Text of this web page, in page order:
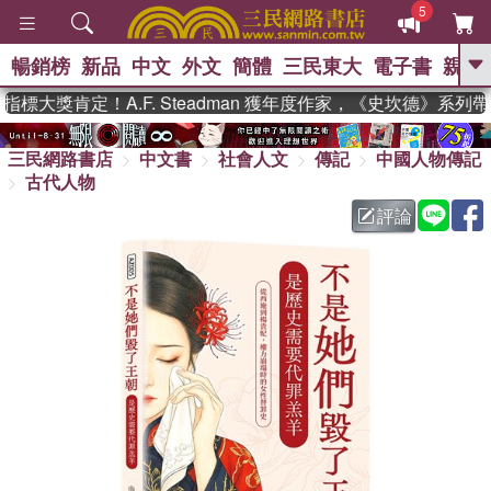
5
GO
熱搜： 東野圭吾 、 高希均教授回憶錄
、 The Odyssey 、 父親節 、 如果歷
方念華 、 台灣的李
數學女孩：黎曼猜想 、
偉大的迷走神經
暢銷榜 新品 中文 外文 簡體 三民東大 電子書 親子
大獎肯定！A.F. Steadman 獲年度作家，《史坎德》系列帶
三民網路書店 中文書 社會人文 傳記
中國人物傳記
古代人物
評論